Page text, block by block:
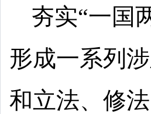
夯实“一国
形成一系列
和立法、修